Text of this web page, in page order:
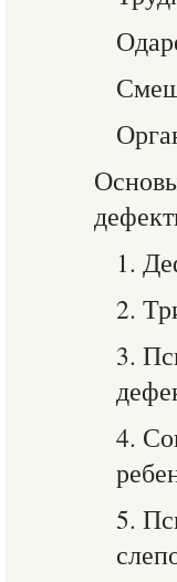
1.
2.
3.
4.
5.